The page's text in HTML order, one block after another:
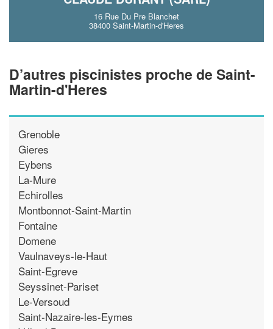
16 Rue Du Pre Blanchet
38400 Saint-Martin-d'Heres
D’autres piscinistes proche de Saint-
Martin-d'Heres
Grenoble
Gieres
Eybens
La-Mure
Echirolles
Montbonnot-Saint-Martin
Fontaine
Domene
Vaulnaveys-le-Haut
Saint-Egreve
Seyssinet-Pariset
Le-Versoud
Saint-Nazaire-les-Eymes